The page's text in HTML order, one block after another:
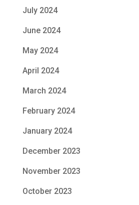
July 2024
June 2024
May 2024
April 2024
March 2024
February 2024
January 2024
December 2023
November 2023
October 2023